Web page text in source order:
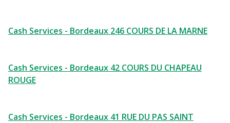
Cash Services - Bordeaux 246 COURS DE LA MARNE
Cash Services - Bordeaux 42 COURS DU CHAPEAU
ROUGE
Cash Services - Bordeaux 41 RUE DU PAS SAINT